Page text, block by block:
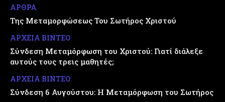
ΑΡΘΡΑ
Της Μεταμορφώσεως Του Σωτήρος Χριστού
ΑΡΧΕΙΑ ΒΙΝΤΕΟ
Σύνδεση Μεταμόρφωση του Χριστού: Γιατί διάλεξε
αυτούς τους τρεις μαθητές;
ΑΡΧΕΙΑ ΒΙΝΤΕΟ
Σύνδεση 6 Αυγούστου: Η Μεταμόρφωση του Σωτήρος